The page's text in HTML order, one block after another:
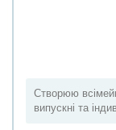
Створюю
випускні та